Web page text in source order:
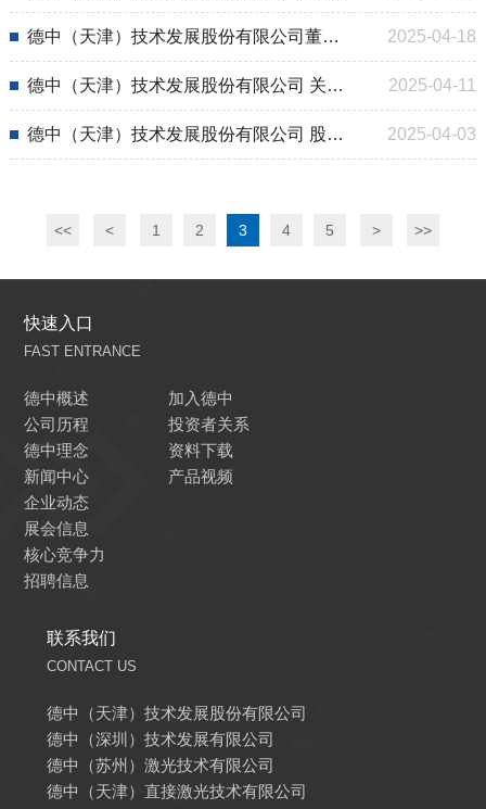
德中（天津）技术发展股份有限公司董事、高级管理人员、核心员工辞职公告 2025-04-18
德中（天津）技术发展股份有限公司 关于股东持股情况变动的提示性公告 2025-04-11
德中（天津）技术发展股份有限公司 股票定向发行情况报告书 2025-04-03
<< < 1 2 3 4 5 > >>
快速入口
FAST ENTRANCE
德中概述
公司历程
德中理念
新闻中心
企业动态
展会信息
核心竞争力
招聘信息
加入德中
投资者关系
资料下载
产品视频
联系我们
CONTACT US
德中（天津）技术发展股份有限公司
德中（深圳）技术发展有限公司
德中（苏州）激光技术有限公司
德中（天津）直接激光技术有限公司